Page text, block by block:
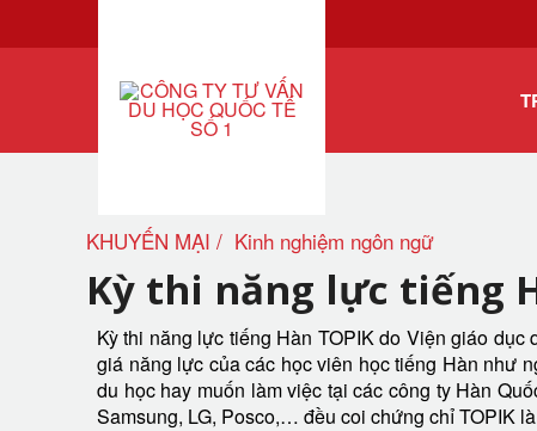
KHUYẾN MẠI Kinh nghiệm ngôn ngữ
Kỳ thi năng lực tiếng
Kỳ thi năng lực tiếng Hàn TOPIK do Viện giáo
giá năng lực của các học viên học tiếng Hàn như
du học hay muốn làm việc tại các công ty Hàn
Samsung, LG, Posco,… đều coi chứng chỉ TOPIK